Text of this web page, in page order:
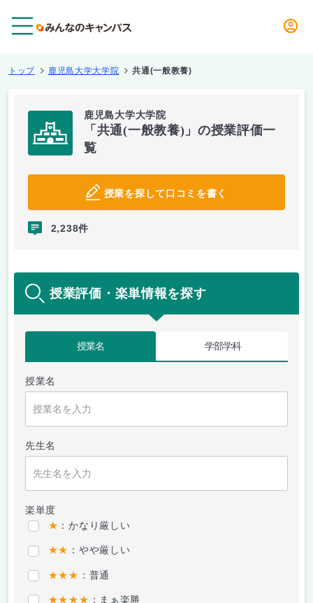
トップ 鹿児島大学大学院 共通(一般教養)
鹿児島大学大学院
「共通(一般教養)」の授業評価一
覧
授業を探して口コミを書く
2,238件
授業評価・楽単情報を探す
授業名 学部学科
授業名
先生名
楽単度
★ ：かなり厳しい
★★ ：やや厳しい
★★★ ：普通
★★★★ ：まぁ楽勝